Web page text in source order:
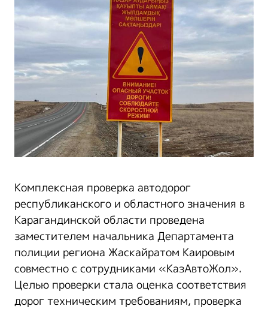
Комплексная проверка автодорог
республиканского и областного значения в
Карагандинской области проведена
заместителем начальника Департамента
полиции региона Жаскайратом Каировым
совместно с сотрудниками «КазАвтоЖол».
Целью проверки стала оценка соответствия
дорог техническим требованиям, проверка